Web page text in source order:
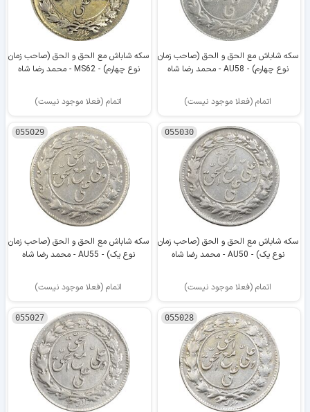
سکه شاباش مع الحق و الحق (صاحب زمان
نوع چهارم) - AU58 - محمد رضا شاه
اتمام (فعلا موجود نیست)
سکه شاباش مع الحق و الحق (صاحب زمان
نوع چهارم) - MS62 - محمد رضا شاه
اتمام (فعلا موجود نیست)
055030
سکه شاباش مع الحق و الحق (صاحب زمان
نوع یک) - AU50 - محمد رضا شاه
اتمام (فعلا موجود نیست)
055029
سکه شاباش مع الحق و الحق (صاحب زمان
نوع یک) - AU55 - محمد رضا شاه
اتمام (فعلا موجود نیست)
055028
055027